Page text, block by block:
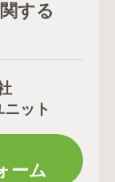
する
ット
ーム